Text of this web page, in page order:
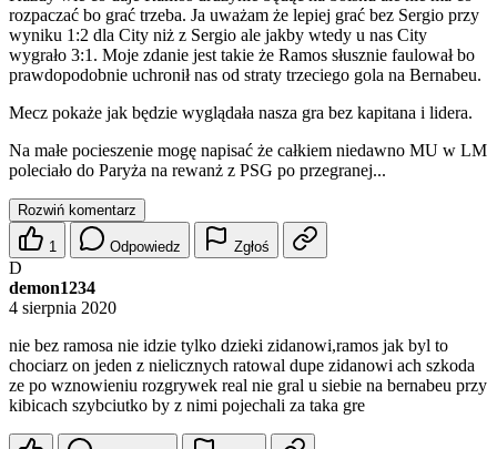
rozpaczać bo grać trzeba. Ja uważam że lepiej grać bez Sergio przy
wyniku 1:2 dla City niż z Sergio ale jakby wtedy u nas City
wygrało 3:1. Moje zdanie jest takie że Ramos słusznie faulował bo
prawdopodobnie uchronił nas od straty trzeciego gola na Bernabeu.
Mecz pokaże jak będzie wyglądała nasza gra bez kapitana i lidera.
Na małe pocieszenie mogę napisać że całkiem niedawno MU w LM
poleciało do Paryża na rewanż z PSG po przegranej...
Rozwiń komentarz
1 Odpowiedz Zgłoś
D
demon1234
4 sierpnia 2020
nie bez ramosa nie idzie tylko dzieki zidanowi,ramos jak byl to
chociarz on jeden z nielicznych ratowal dupe zidanowi ach szkoda
ze po wznowieniu rozgrywek real nie gral u siebie na bernabeu przy
kibicach szybciutko by z nimi pojechali za taka gre